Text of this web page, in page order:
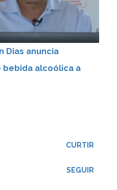
Dias anuncia
bebida alcoólica a
CURTIR
SEGUIR